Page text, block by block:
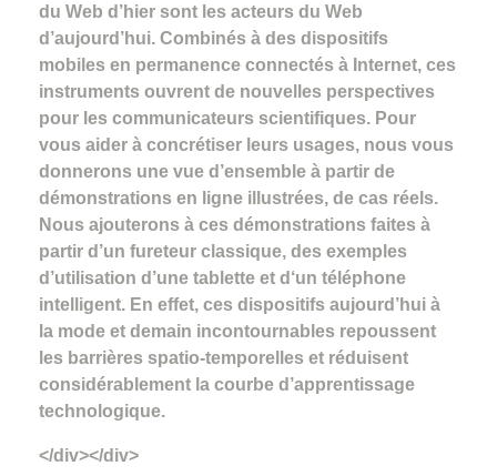
du Web d’hier sont les acteurs du Web
d’aujourd’hui. Combinés à des dispositifs
mobiles en permanence connectés à Internet, ces
instruments ouvrent de nouvelles perspectives
pour les communicateurs scientifiques. Pour
vous aider à concrétiser leurs usages, nous vous
donnerons une vue d’ensemble à partir de
démonstrations en ligne illustrées, de cas réels.
Nous ajouterons à ces démonstrations faites à
partir d’un fureteur classique, des exemples
d’utilisation d’une tablette et d‘un téléphone
intelligent. En effet, ces dispositifs aujourd’hui à
la mode et demain incontournables repoussent
les barrières spatio-temporelles et réduisent
considérablement la courbe d’apprentissage
technologique.
</div></div>